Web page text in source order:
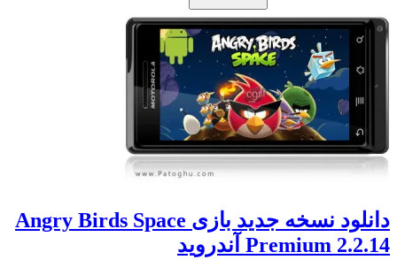
دانلود نسخه جدید بازی Angry Birds Space
Premium 2.2.14 آندروید